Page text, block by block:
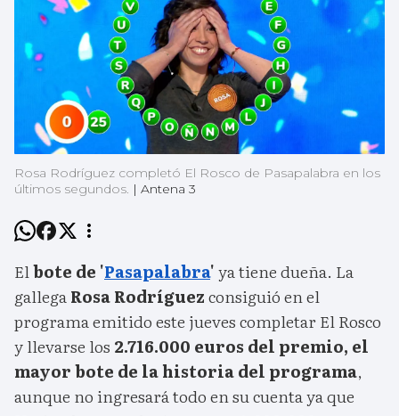
Rosa Rodríguez completó El Rosco de Pasapalabra en los
últimos segundos. | Antena 3
Elbote de 'Pasapalabra'ya tiene dueña. La
gallegaRosa Rodríguezconsiguió en el
programa emitido este jueves completar El Rosco
y llevarse los 2.716.000 euros del premio, el
mayor bote de la historia del programa,
aunque no ingresará todo en su cuenta ya que